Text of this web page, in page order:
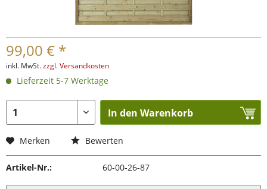
99,00 € *
inkl. MwSt.zzgl. Versandkosten
Lieferzeit 5-7 Werktage
In den Warenkorb
Merken Bewerten
Artikel-Nr.: 60-00-26-87